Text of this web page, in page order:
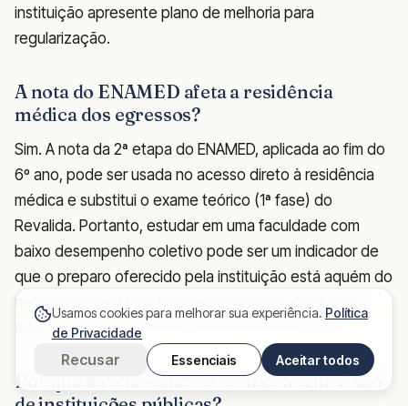
instituição apresente plano de melhoria para
regularização.
A nota do ENAMED afeta a residência
médica dos egressos?
Sim. A nota da 2ª etapa do ENAMED, aplicada ao fim do
6º ano, pode ser usada no acesso direto à residência
médica e substitui o exame teórico (1ª fase) do
Revalida. Portanto, estudar em uma faculdade com
baixo desempenho coletivo pode ser um indicador de
que o preparo oferecido pela instituição está aquém do
necessário para uma boa performance individual no
exame.
Por que 84% dos cursos com conceito 5 são
Usamos cookies para melhorar sua experiência. Política
de Privacidade
Recusar Essenciais Aceitar todos